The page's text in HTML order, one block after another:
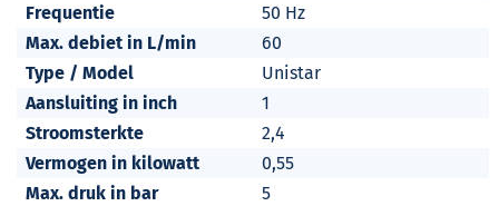
Frequentie
50 Hz
Max. debiet in L/min
60
Type / Model
Unistar
Aansluiting in inch
1
Stroomsterkte
2,4
Vermogen in kilowatt
0,55
Max. druk in bar
5